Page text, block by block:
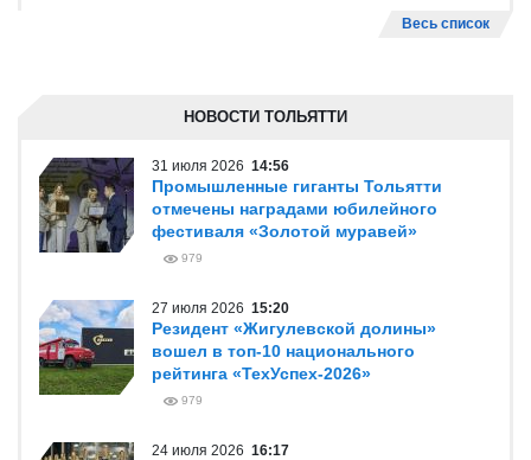
Весь список
НОВОСТИ ТОЛЬЯТТИ
31 июля 2026 14:56
Промышленные гиганты Тольятти
отмечены наградами юбилейного
фестиваля «Золотой муравей»
979
27 июля 2026 15:20
Резидент «Жигулевской долины»
вошел в топ-10 национального
рейтинга «ТехУспех-2026»
979
24 июля 2026 16:17